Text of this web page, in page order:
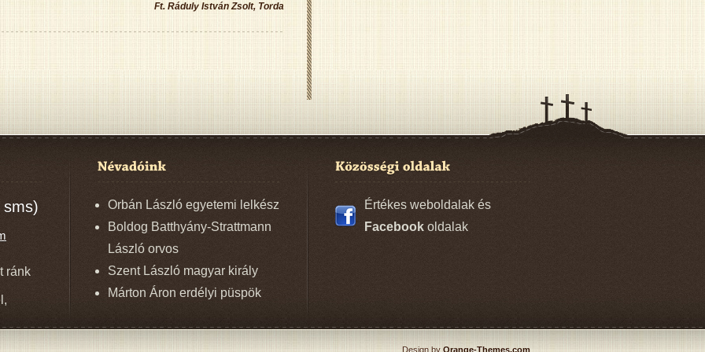
Ft. Ráduly István Zsolt, Torda
sms)
ránk
Orbán László egyetemi lelkész
Boldog Batthyány-Strattmann
László orvos
Szent László magyar király
Márton Áron erdélyi püspök
Értékes weboldalak és
Facebook oldalak
Design by Orange-Themes.com